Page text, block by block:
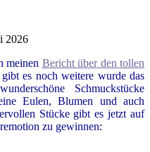
2026
meinen Bericht über den tollen
es noch weitere wurde das
Schmuckstücke
Eulen, Blumen und auch
Stücke gibt es jetzt auf
zu gewinnen: